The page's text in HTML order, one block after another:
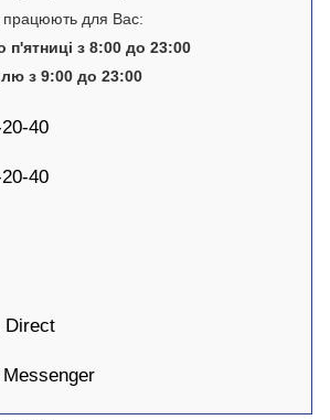
для Вас:
п'ятниці з 8:00 до 23:00
з 9:00 до 23:00
40
40
Direct